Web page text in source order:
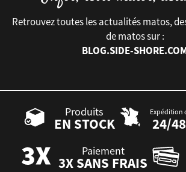
Retrouvez toutes les actualités matos,
de matos sur :
BLOG.SIDE-
Produits
EN STOCK
Expédition
24/
Paiement
3X SANS FRAIS